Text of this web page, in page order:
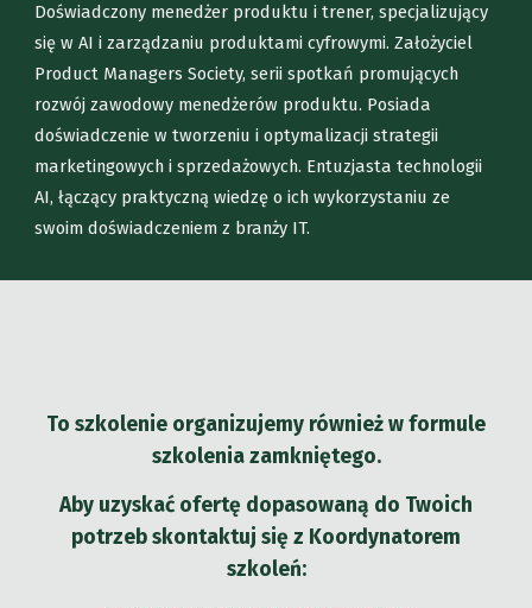
Doświadczony menedżer produktu i trener, specjalizujący
się w AI i zarządzaniu produktami cyfrowymi. Założyciel
Product Managers Society, serii spotkań promujących
rozwój zawodowy menedżerów produktu. Posiada
doświadczenie w tworzeniu i optymalizacji strategii
marketingowych i sprzedażowych. Entuzjasta technologii
AI, łączący praktyczną wiedzę o ich wykorzystaniu ze
swoim doświadczeniem z branży IT.
To szkolenie organizujemy również w formule
szkolenia zamkniętego.
Aby uzyskać ofertę dopasowaną do Twoich
potrzeb skontaktuj się z Koordynatorem
szkoleń: